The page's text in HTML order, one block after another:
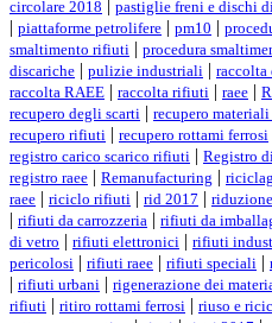
circolare 2018 | pastiglie freni e dischi
| piattaforme petrolifere | pm10 |
smaltimento rifiuti | procedura
discariche | pulizie industriali |
raccolta RAEE | raccolta rifiuti | raee |
recupero degli scarti | recupero materiali
recupero rifiuti | recupero rottami ferrosi
registro carico scarico rifiuti | Registro
registro raee | Remanufacturing |
raee | riciclo rifiuti | rid 2017 |
| rifiuti da carrozzeria | rifiuti da
di vetro | rifiuti elettronici | rifiuti
pericolosi | rifiuti raee | rifiuti speciali |
| rifiuti urbani | rigenerazione dei
rifiuti | ritiro rottami ferrosi | riuso e